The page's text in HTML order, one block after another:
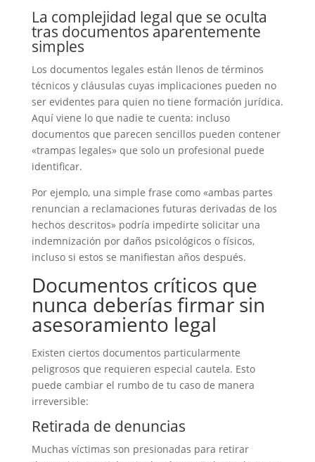
La complejidad legal que se oculta
tras documentos aparentemente
simples
Los documentos legales están llenos de términos
técnicos y cláusulas cuyas implicaciones pueden no
ser evidentes para quien no tiene formación jurídica.
Aquí viene lo que nadie te cuenta: incluso
documentos que parecen sencillos pueden contener
«trampas legales» que solo un profesional puede
identificar.
Por ejemplo, una simple frase como «ambas partes
renuncian a reclamaciones futuras derivadas de los
hechos descritos» podría impedirte solicitar una
indemnización por daños psicológicos o físicos,
incluso si estos se manifiestan años después.
Documentos críticos que
nunca deberías firmar sin
asesoramiento legal
Existen ciertos documentos particularmente
peligrosos que requieren especial cautela. Esto
puede cambiar el rumbo de tu caso de manera
irreversible:
Retirada de denuncias
Muchas víctimas son presionadas para retirar